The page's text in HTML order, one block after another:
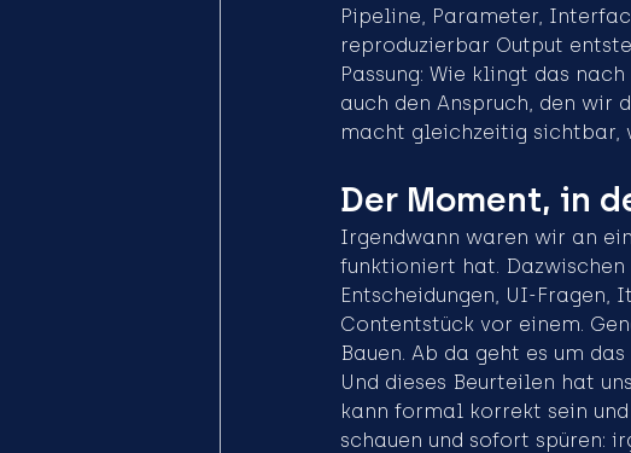
Pipeline, Parameter,
reproduzierbar Output
Passung: Wie klingt das
auch den Anspruch, den wir
macht gleichzeitig sichtbar,
Der Moment, in
Irgendwann waren wir an
funktioniert hat.
Entscheidungen, UI-
Contentstück vor einem.
Bauen. Ab da geht es um
Und dieses Beurteilen hat
kann formal korrekt sein
schauen und sofort spüren: